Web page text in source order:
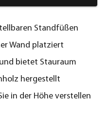
Standfüßen
Wand platziert
bietet Stauraum
hergestellt
in der Höhe verstellen